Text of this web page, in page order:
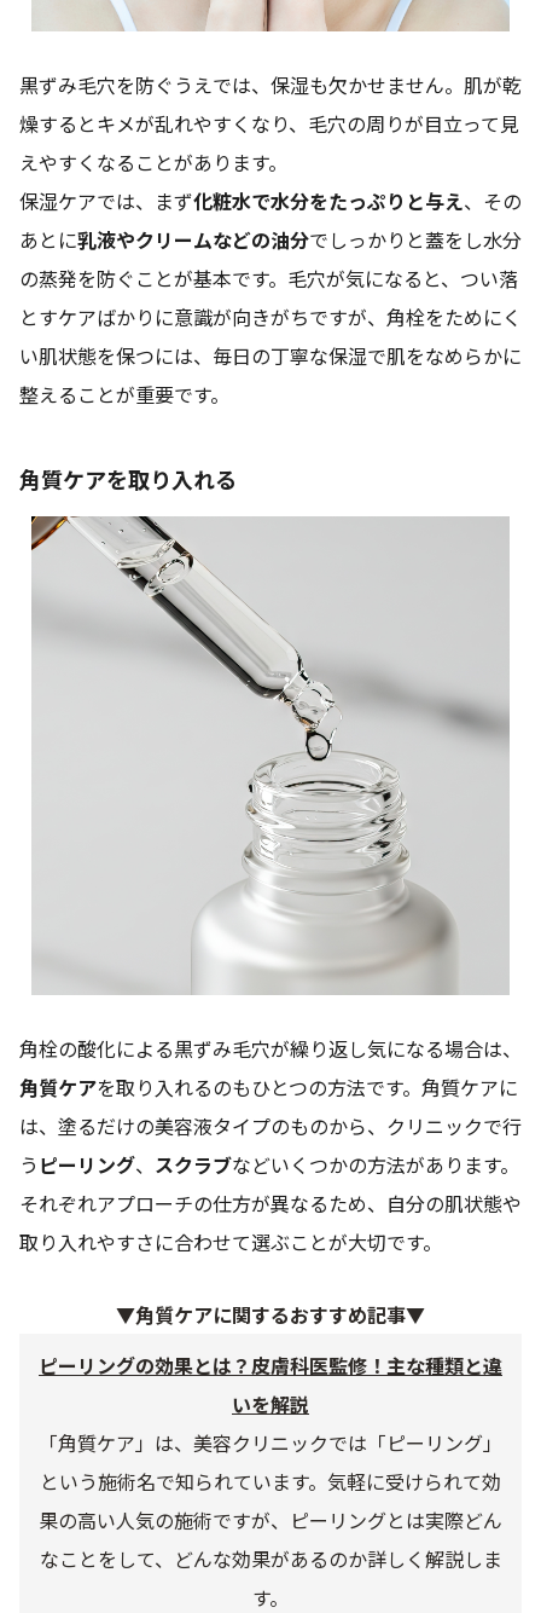
黒ずみ毛穴を防ぐうえでは、保湿も欠かせません。肌が乾
燥するとキメが乱れやすくなり、毛穴の周りが目立って見
えやすくなることがあります。
保湿ケアでは、まず化粧水で水分をたっぷりと与え、その
あとに乳液やクリームなどの油分でしっかりと蓋をし水分
の蒸発を防ぐことが基本です。毛穴が気になると、つい落
とすケアばかりに意識が向きがちですが、角栓をためにく
い肌状態を保つには、毎日の丁寧な保湿で肌をなめらかに
整えることが重要です。
角質ケアを取り入れる
角栓の酸化による黒ずみ毛穴が繰り返し気になる場合は、
角質ケアを取り入れるのもひとつの方法です。角質ケアに
は、塗るだけの美容液タイプのものから、クリニックで行
う ピーリング、 スクラブなどいくつかの方法があります。
それぞれアプローチの仕方が異なるため、自分の肌状態や
取り入れやすさに合わせて選ぶことが大切です。
▼角質ケアに関するおすすめ記事▼
ピーリングの効果とは？皮膚科医監修！主な種類と違
いを解説
「角質ケア」は、美容クリニックでは「ピーリング」
という施術名で知られています。気軽に受けられて効
果の高い人気の施術ですが、ピーリングとは実際どん
なことをして、どんな効果があるのか詳しく解説しま
す。